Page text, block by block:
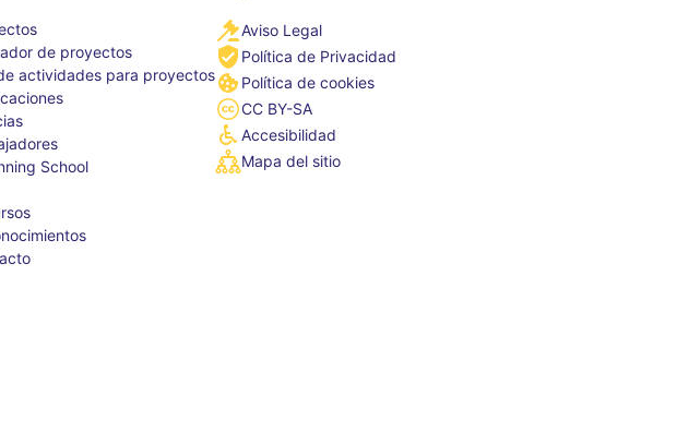
de proyectos
actividades para proyectos
School
Aviso Legal
Política de Privacidad
Política de cookies
CC BY-SA
Accesibilidad
Mapa del sitio